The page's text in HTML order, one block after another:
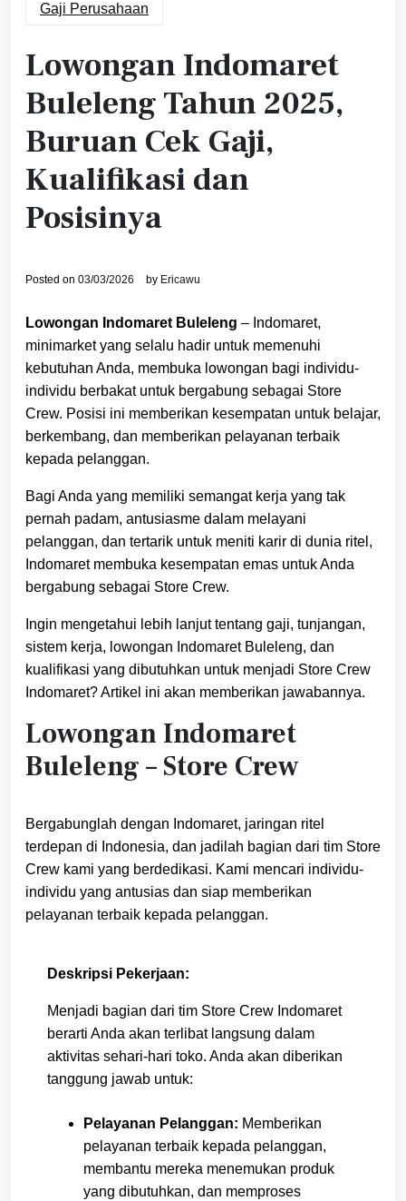
Gaji Perusahaan
Lowongan Indomaret
Buleleng Tahun 2025,
Buruan Cek Gaji,
Kualifikasi dan
Posisinya
Posted on 03/03/2026 by Ericawu
Lowongan Indomaret Buleleng – Indomaret,
minimarket yang selalu hadir untuk memenuhi
kebutuhan Anda, membuka lowongan bagi individu-
individu berbakat untuk bergabung sebagai Store
Crew. Posisi ini memberikan kesempatan untuk belajar,
berkembang, dan memberikan pelayanan terbaik
kepada pelanggan.
Bagi Anda yang memiliki semangat kerja yang tak
pernah padam, antusiasme dalam melayani
pelanggan, dan tertarik untuk meniti karir di dunia ritel,
Indomaret membuka kesempatan emas untuk Anda
bergabung sebagai Store Crew.
Ingin mengetahui lebih lanjut tentang gaji, tunjangan,
sistem kerja, lowongan Indomaret Buleleng, dan
kualifikasi yang dibutuhkan untuk menjadi Store Crew
Indomaret? Artikel ini akan memberikan jawabannya.
Lowongan Indomaret
Buleleng – Store Crew
Bergabunglah dengan Indomaret, jaringan ritel
terdepan di Indonesia, dan jadilah bagian dari tim Store
Crew kami yang berdedikasi. Kami mencari individu-
individu yang antusias dan siap memberikan
pelayanan terbaik kepada pelanggan.
Deskripsi Pekerjaan:
Menjadi bagian dari tim Store Crew Indomaret
berarti Anda akan terlibat langsung dalam
aktivitas sehari-hari toko. Anda akan diberikan
tanggung jawab untuk:
Pelayanan Pelanggan: Memberikan
pelayanan terbaik kepada pelanggan,
membantu mereka menemukan produk
yang dibutuhkan, dan memproses